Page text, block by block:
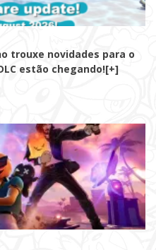
trouxe novidades para o
estão chegando![+]